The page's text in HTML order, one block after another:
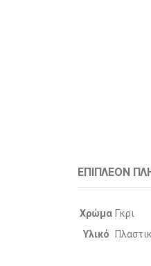
ΕΠΙΠΛΈΟΝ
Χρώμα Γκρι
Υλικό